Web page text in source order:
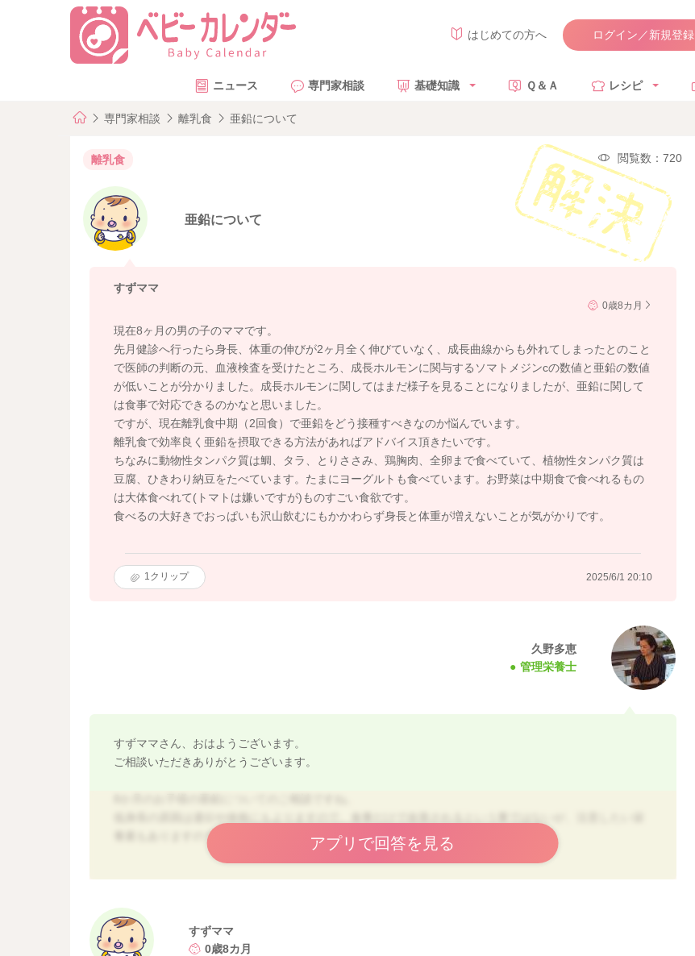
はじめての方へ ログイン／新規登録
ニュース 専門家相談 基礎知識 Ｑ＆Ａ レシピ
専門家相談 離乳食 亜鉛について
離乳食 閲覧数：720
亜鉛について
すずママ
0歳8カ月
現在8ヶ月の男の子のママです。
先月健診へ行ったら身長、体重の伸びが2ヶ月全く伸びていなく、成長曲線からも外れてしまったとのこと
で医師の判断の元、血液検査を受けたところ、成長ホルモンに関与するソマトメジンcの数値と亜鉛の数値
が低いことが分かりました。成長ホルモンに関してはまだ様子を見ることになりましたが、亜鉛に関して
は食事で対応できるのかなと思いました。
ですが、現在離乳食中期（2回食）で亜鉛をどう接種すべきなのか悩んでいます。
離乳食で効率良く亜鉛を摂取できる方法があればアドバイス頂きたいです。
ちなみに動物性タンパク質は鯛、タラ、とりささみ、鶏胸肉、全卵まで食べていて、植物性タンパク質は
豆腐、ひきわり納豆をたべています。たまにヨーグルトも食べています。お野菜は中期食で食べれるもの
は大体食べれて(トマトは嫌いですが)ものすごい食欲です。
食べるの大好きでおっぱいも沢山飲むにもかかわらず身長と体重が増えないことが気がかりです。
1クリップ 2025/6/1 20:10
久野多恵
管理栄養士
すずママさん、おはようございます。
ご相談いただきありがとうございます。
養素もありますので、お伝え致します。
【亜鉛の主な働き】
◉成長と発育の促進
アプリで回答を見る
すずママ
0歳8カ月